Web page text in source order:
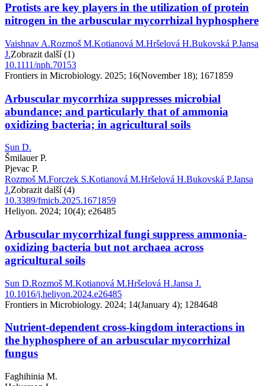
Protists are key players in the utilization of protein
nitrogen in the arbuscular mycorrhizal hyphosphere
Vaishnav A.Rozmoš M.Kotianová M.Hršelová H.Bukovská P.Jansa
J.Zobrazit další (1)
10.1111/nph.70153
Frontiers in Microbiology. 2025; 16(November 18); 1671859
Arbuscular mycorrhiza suppresses microbial
abundance; and particularly that of ammonia
oxidizing bacteria; in agricultural soils
Sun D.
Šmilauer P.
Pjevac P.
Rozmoš M.Forczek S.Kotianová M.Hršelová H.Bukovská P.Jansa
J.Zobrazit další (4)
10.3389/fmicb.2025.1671859
Heliyon. 2024; 10(4); e26485
Arbuscular mycorrhizal fungi suppress ammonia-
oxidizing bacteria but not archaea across
agricultural soils
Sun D.Rozmoš M.Kotianová M.Hršelová H.Jansa J.
10.1016/j.heliyon.2024.e26485
Frontiers in Microbiology. 2024; 14(January 4); 1284648
Nutrient-dependent cross-kingdom interactions in
the hyphosphere of an arbuscular mycorrhizal
fungus
Faghihinia M.